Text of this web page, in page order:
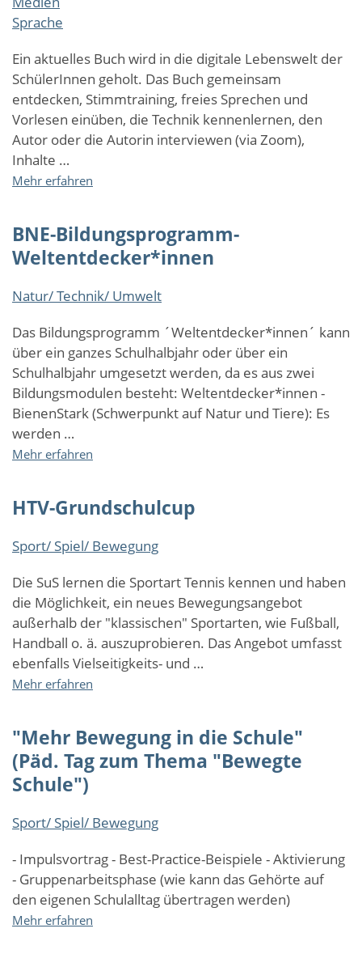
Sprache
Ein aktuelles Buch wird in die digitale Lebenswelt der
SchülerInnen geholt. Das Buch gemeinsam
entdecken, Stimmtraining, freies Sprechen und
Vorlesen einüben, die Technik kennenlernen, den
Autor oder die Autorin interviewen (via Zoom),
Inhalte …
Mehr erfahren
Medienbildung
im
Ganztag
Mit
Podcasts
selbst
gestalten
BNE-Bildungsprogramm-
Weltentdecker*innen
Natur/ Technik/ Umwelt
Das Bildungsprogramm ´Weltentdecker*innen´ kann
über ein ganzes Schulhalbjahr oder über ein
Schulhalbjahr umgesetzt werden, da es aus zwei
Bildungsmodulen besteht: Weltentdecker*innen -
BienenStark (Schwerpunkt auf Natur und Tiere): Es
werden …
Mehr erfahren
Weltentdecker*innen
HTV-Grundschulcup
Sport/ Spiel/ Bewegung
Die SuS lernen die Sportart Tennis kennen und haben
die Möglichkeit, ein neues Bewegungsangebot
außerhalb der "klassischen" Sportarten, wie Fußball,
Handball o. ä. auszuprobieren. Das Angebot umfasst
ebenfalls Vielseitigkeits- und …
Mehr erfahren
"Mehr Bewegung in die Schule"
(Päd. Tag zum Thema "Bewegte
Schule")
Sport/ Spiel/ Bewegung
- Impulsvortrag - Best-Practice-Beispiele - Aktivierung
- Gruppenarbeitsphase (wie kann das Gehörte auf
den eigenen Schulalltag übertragen werden)
Mehr erfahren